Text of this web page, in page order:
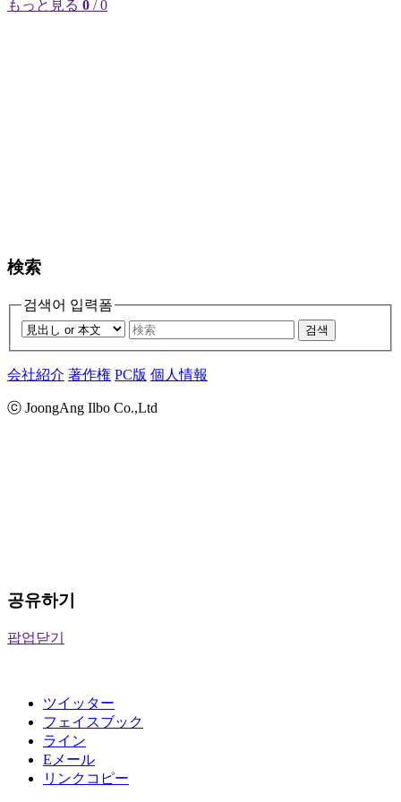
もっと見る 0 / 0
検索
검색어 입력폼
검색
会社紹介 著作権 PC版 個人情報
ⓒ JoongAng Ilbo Co.,Ltd
공유하기
팝업닫기
ツイッター
フェイスブック
ライン
Eメール
リンクコピー